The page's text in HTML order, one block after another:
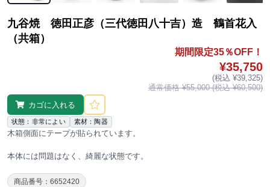
九谷焼 徳田正彦（三代徳田八十吉）造 鶴首花入
（共箱）
期間限定35％OFF！
¥35,750
(税込 ¥39,325)
通常価格 ¥55,000 (税込 ¥60,500)
カゴに入れる
状態：非常によい 素材：陶器
木箱側面にテープが貼られています。
本体には問題はなく、綺麗な状態です。
商品番号：6652420